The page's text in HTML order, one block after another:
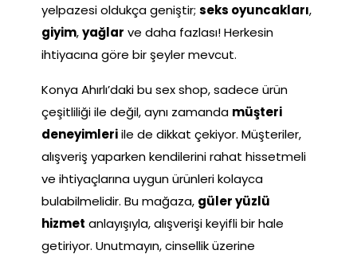
yelpazesi oldukça geniştir; seks oyuncakları,
giyim,yağlar ve daha fazlası! Herkesin
ihtiyacına göre bir şeyler mevcut.
Konya Ahırlı’daki bu sex shop, sadece ürün
çeşitliliği ile değil, aynı zamanda müşteri
deneyimleriile de dikkat çekiyor. Müşteriler,
alışveriş yaparken kendilerini rahat hissetmeli
ve ihtiyaçlarına uygun ürünleri kolayca
bulabilmelidir. Bu mağaza, güler yüzlü
hizmet anlayışıyla, alışverişi keyifli bir hale
getiriyor. Unutmayın, cinsellik üzerine